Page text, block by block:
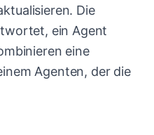
Die
ein Agent
eine
Agenten, der die